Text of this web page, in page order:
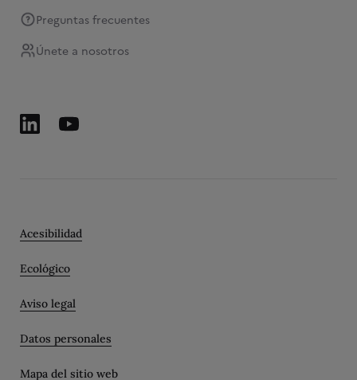
Preguntas frecuentes
Únete a nosotros
Acesibilidad
Ecológico
Aviso legal
Datos personales
Mapa del sitio web